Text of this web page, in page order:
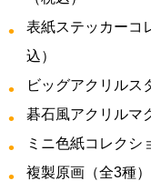
表紙ステッカーコ
込）
ビッグアクリルス
碁石風アクリルマ
ミニ色紙コレクシ
複製原画（全3種